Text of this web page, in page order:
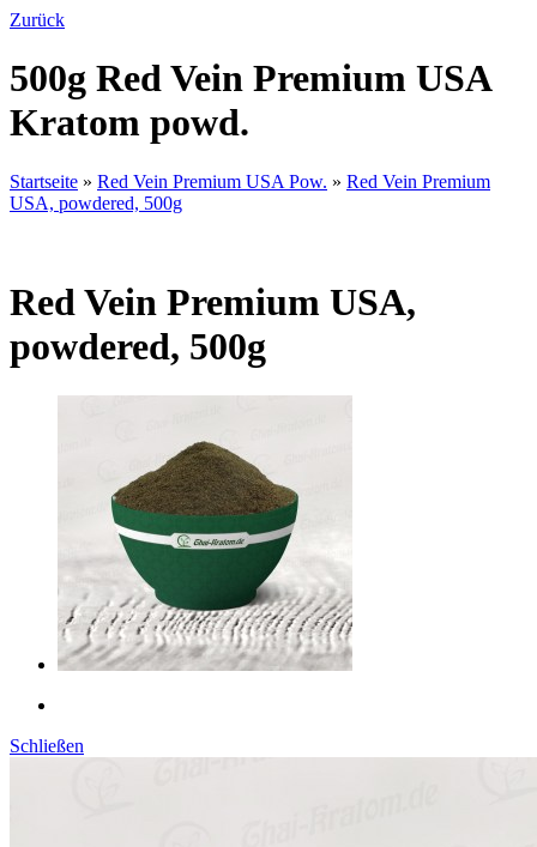
Zurück
500g Red Vein Premium USA
Kratom powd.
Startseite » Red Vein Premium USA Pow. » Red Vein Premium
USA, powdered, 500g
Red Vein Premium USA,
powdered, 500g
Schließen